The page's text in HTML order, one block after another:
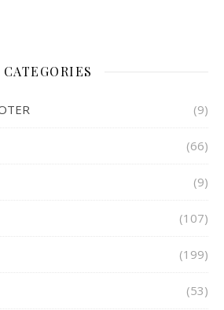
CATEGORIES
(9)
(66)
(9)
(107)
(199)
(53)